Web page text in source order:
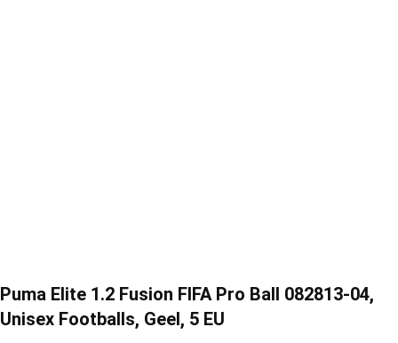
Puma Elite 1.2 Fusion FIFA Pro Ball 082813-04,
Unisex Footballs, Geel, 5 EU